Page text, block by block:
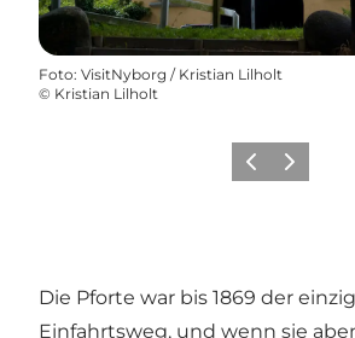
Foto: VisitNyborg / Kristian Lilholt
© Kristian Lilholt
ZurückWeiter
Die Pforte war bis 1869 der
Einfahrtsweg, und wenn sie